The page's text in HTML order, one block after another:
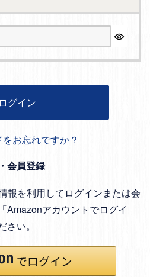
ログイン
お忘れですか？
会員登録
報を利用してログインまたは会
Amazonアカウントでログイ
い。